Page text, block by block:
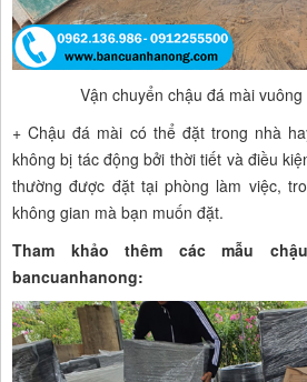
Vận chuyển chậu đá mài
+ Chậu đá mài có thể đặt trong nhà
không bị tác động bởi thời tiết và điều
thường được đặt tại phòng làm việc,
không gian mà bạn muốn đặt.
Tham khảo thêm các mẫu
bancuanhanong: